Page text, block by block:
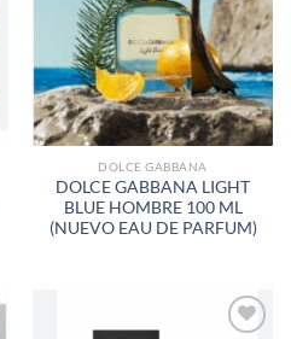
LISTA
DE
DESEOS
DOLCE GABBANA
DOLCE GABBANA LIGHT
BLUE HOMBRE 100 ML
(NUEVO EAU DE PARFUM)